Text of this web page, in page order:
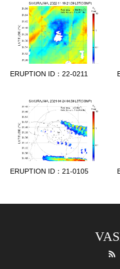
ERUPTION ID：22-0211
ERUPTION ID：21-0105